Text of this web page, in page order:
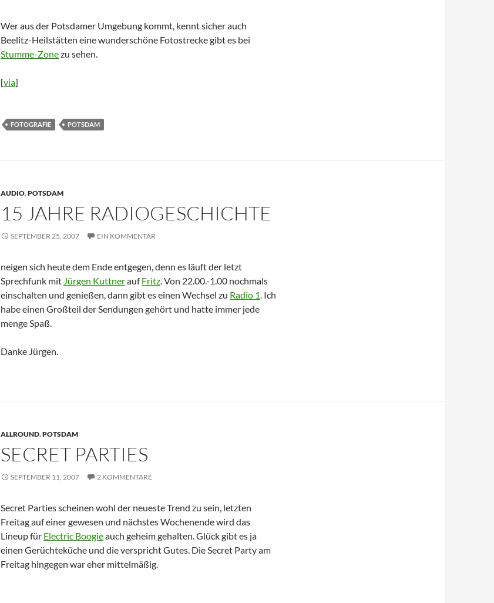
Wer aus der Potsdamer Umgebung kommt, kennt sicher auch
Beelitz-Heilstätten eine wunderschöne Fotostrecke gibt es bei
Stumme-Zonezu sehen.
[via]
FOTOGRAFIE POTSDAM
AUDIO,POTSDAM
15 JAHRE RADIOGESCHICHTE
SEPTEMBER 25, 2007 EIN KOMMENTAR
neigen sich heute dem Ende entgegen, denn es läuft der letzt
Sprechfunk mit Jürgen KuttneraufFritz. Von 22.00.-1.00 nochmals
einschalten und genießen, dann gibt es einen Wechsel zu Radio 1. Ich
habe einen Großteil der Sendungen gehört und hatte immer jede
menge Spaß.
Danke Jürgen.
ALLROUND,POTSDAM
SECRET PARTIES
SEPTEMBER 11, 2007 2 KOMMENTARE
Secret Parties scheinen wohl der neueste Trend zu sein, letzten
Freitag auf einer gewesen und nächstes Wochenende wird das
Lineup für Electric Boogieauch geheim gehalten. Glück gibt es ja
einen Gerüchteküche und die verspricht Gutes. Die Secret Party am
Freitag hingegen war eher mittelmäßig.